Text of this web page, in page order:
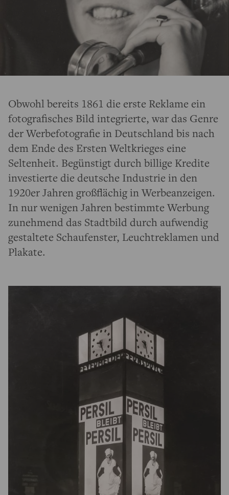
Obwohl bereits 1861 die erste Reklame ein
fotografisches Bild integrierte, war das Genre
der Werbefotografie in Deutschland bis nach
dem Ende des Ersten Weltkrieges eine
Seltenheit. Begünstigt durch billige Kredite
investierte die deutsche Industrie in den
1920er Jahren großflächig in Werbeanzeigen.
In nur wenigen Jahren bestimmte Werbung
zunehmend das Stadtbild durch aufwendig
gestaltete Schaufenster, Leuchtreklamen und
Plakate.